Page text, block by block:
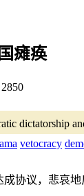
瘫痪
2850
dictatorship
vetocracy
协议，悲哀